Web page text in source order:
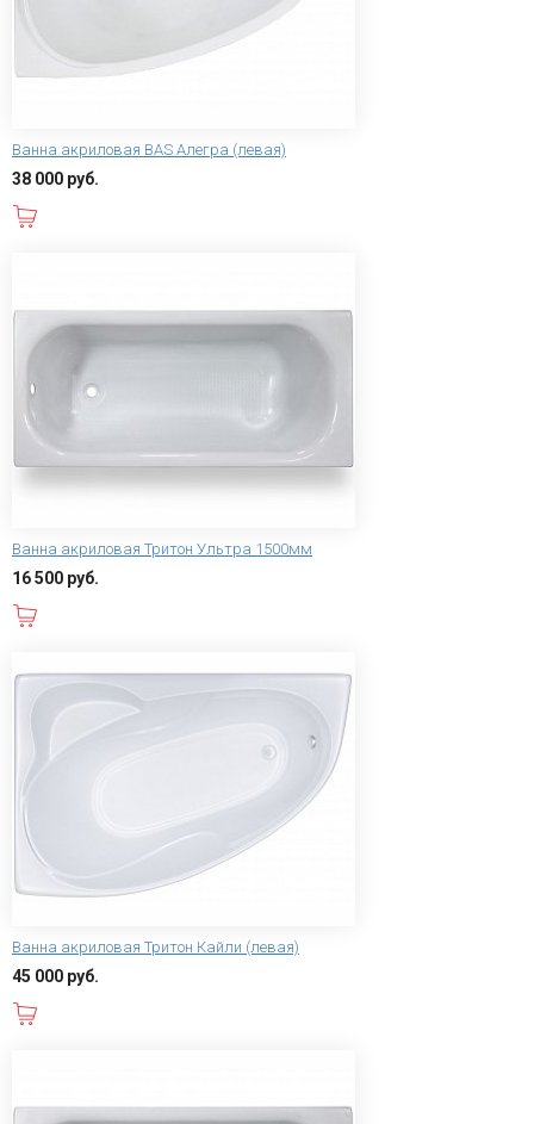
Ванна акриловая BAS Алегра (левая)
38 000 руб.
Ванна акриловая Тритон Ультра 1500мм
16 500 руб.
Ванна акриловая Тритон Кайли (левая)
45 000 руб.